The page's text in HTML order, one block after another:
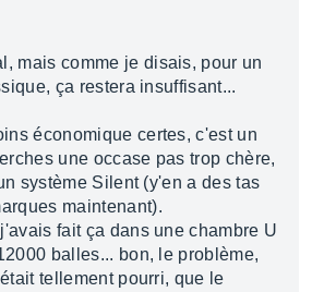
mais comme je disais, pour un
ça restera insuffisant...
économique certes, c'est un
une occase pas trop chère,
système Silent (y'en a des tas
maintenant).
fait ça dans une chambre U
balles... bon, le problème,
tellement pourri, que le